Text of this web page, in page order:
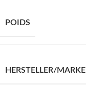
POIDS
HERSTELLER/MARKE